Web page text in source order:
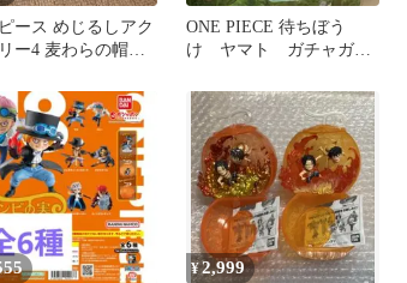
ース めじるしアク
ー4 麦わらの帽子
ONE PIECE 待ちぼう
け ヤマト ガチャガチ
¥2,999